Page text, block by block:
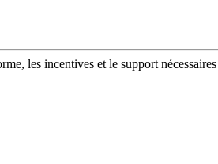
les incentives et le support